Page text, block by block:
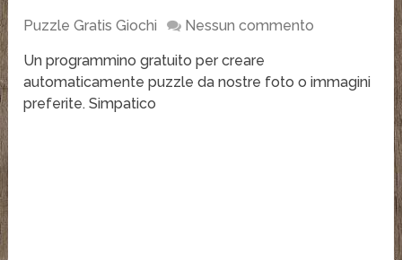
Puzzle Gratis Giochi Nessun commento
Un programmino gratuito per creare
automaticamente puzzle da nostre foto o immagini
preferite. Simpatico